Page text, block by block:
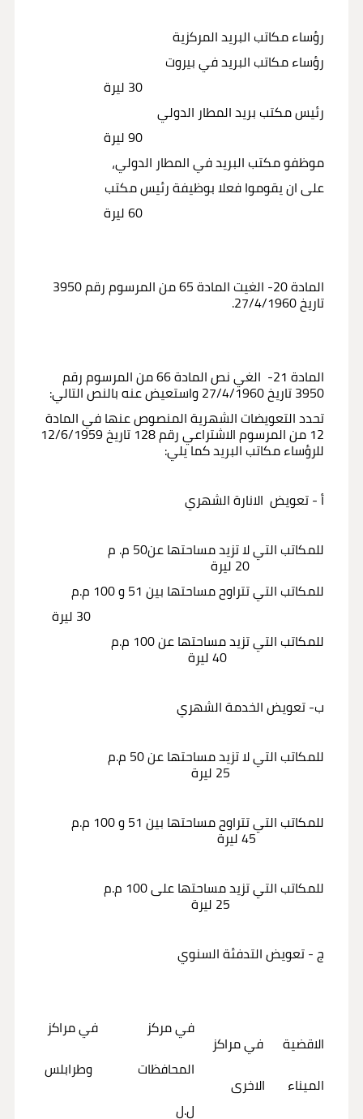
رؤساء مكاتب البريد المركزية
رؤساء مكاتب البريد في بيروت
رئيس مكتب بريد المطار الدولي
موظفو مكتب البريد في المطار الدولي،
على ان يقوموا فعلا بوظيفة رئيس مكتب
المادة 20- الغيت المادة 65 من المرسوم رقم 3950
تاريخ 27/4/1960.
المادة 21- الغي نص المادة 66 من المرسوم رقم
3950 تاريخ 27/4/1960 واستعيض عنه بالنص التالي:
تحدد التعويضات الشهرية المنصوص عنها في المادة
12 من المرسوم الاشتراعي رقم 128 تاريخ 12/6/1959
للرؤساء مكاتب البريد كما يلي:
أ - تعويض الانارة الشهري
للمكاتب التي لا تزيد مساحتها عن50 م. م
20 ليرة
للمكاتب التي تتراوح مساحتها بين 51 و 100 م.م
للمكاتب التي تزيد مساحتها عن 100 م.م
40 ليرة
ب- تعويض الخدمة الشهري
للمكاتب التي لا تزيد مساحتها عن 50 م.م
25 ليرة
للمكاتب التي تتراوح مساحتها بين 51 و 100 م.م
45 ليرة
للمكاتب التي تزيد مساحتها على 100 م.م
25 ليرة
ج - تعويض التدفئة السنوي
في مركز في مراكز
الاقضية في مراكز
المحافظات وطرابلس
الميناء الاخرى
ل.ل